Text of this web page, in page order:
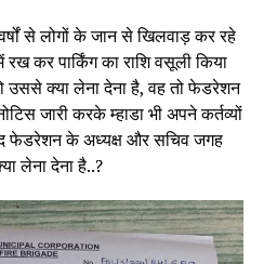
से लोगों के जान से खिलवाड़ कर रहे
कर पार्किंग का राशि वसूली किया
उससे क्या लेना देना है, वह तो फेडरेशन
जारी करके म्हाडा भी अपने कर्तव्यों
फेडरेशन के अध्यक्ष और सचिव जगह
लेना देना है..?